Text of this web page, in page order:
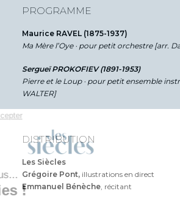
PROGRAMME
Maurice RAVEL (1875-1937)
Ma Mère l’Oye · pour petit orchestre [arr.
Sergueï PROKOFIEV (1891-1953)
Pierre et le Loup · pour petit ensemble
WALTER]
DISTRIBUTION
Les Siècles
Grégoire Pont, illustrations en direct
Emmanuel Bénèche, récitant